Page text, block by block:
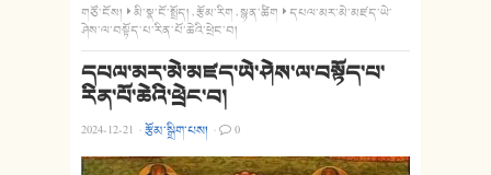
གཙོ་ངོས། མི་སྣ་ངོ་སྤྲོད།,རྩོམ་རིག,སྙན་ཚིག
དཔལ་མར་མེ་མཛད་ཡེ་
ཤེས་ལ་བསྟོད་པ་རིན་པོ་ཆེའི་ཕྲེང་བ།
དཔལ་མར་མེ་མཛད་ཡེ་ཤེས་ལ་བསྟོད་པ་
རིན་པོ་ཆེའི་ཕྲེང་བ།
2024-12-21 ·རྩོམ་སྒྲིག་པས། · 0